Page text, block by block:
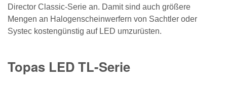
Director Classic-Serie an. Damit sind auch größere
Mengen an Halogenscheinwerfern von Sachtler oder
Systec kostengünstig auf LED umzurüsten.
Topas LED TL-Serie